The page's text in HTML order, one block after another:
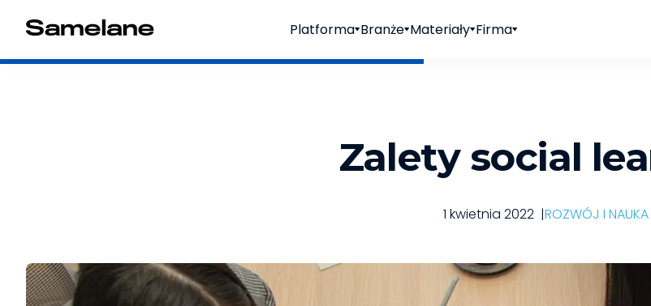
Platforma Branże Materiały Firma
Zalety social
1 kwietnia 2022 |ROZWÓJ I NAUKA